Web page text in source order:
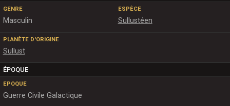
GENRE
Masculin
ESPÈCE
Sullustéen
PLANÈTE D'ORIGINE
Sullust
ÉPOQUE
EPOQUE
Guerre Civile Galactique